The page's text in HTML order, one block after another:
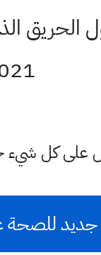
على كل
جديد للصحة